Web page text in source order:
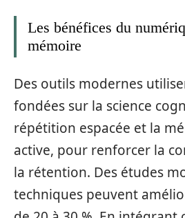
Les bénéfices du
mémoire
Des outils modernes
fondées sur la science
répétition espacée et la
active, pour renforcer la
la rétention. Des études
techniques peuvent